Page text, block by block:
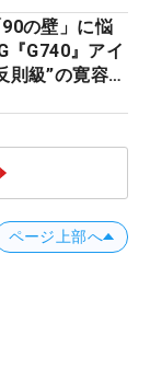
の壁」に悩
『G740』アイ
則級”の寛容性
ページ上部へ